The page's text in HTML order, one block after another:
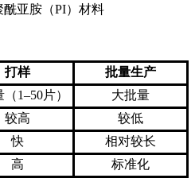
亚胺（PI）材料
打样
批量生产
1–50片）
大批量
较高
较低
快
相对较长
高 标准化